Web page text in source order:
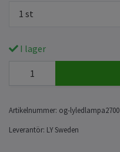
1 st
I lager
Artikelnummer: og-lyledlampa2700
Leverantör: LY Sweden